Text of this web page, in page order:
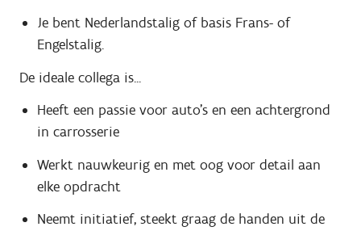
Je bent Nederlandstalig of basis Frans- of
Engelstalig.
De ideale collega is...
Heeft een passie voor auto’s en een achtergrond
in carrosserie
Werkt nauwkeurig en met oog voor detail aan
elke opdracht
Neemt initiatief, steekt graag de handen uit de